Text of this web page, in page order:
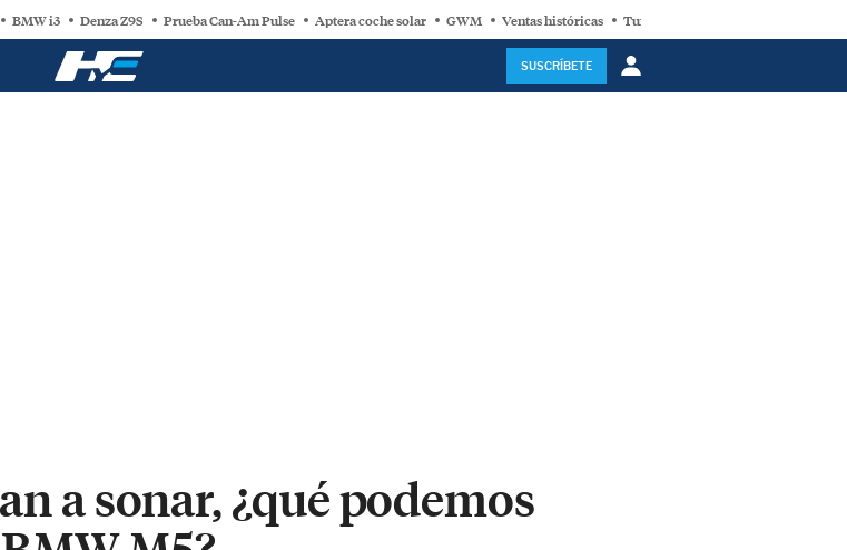
BMW i3 Denza Z9S Prueba Can-Am Pulse Aptera coche solar GWM Ventas históricas Turbina eólica
SUSCRÍBETE
a sonar, ¿qué podemos